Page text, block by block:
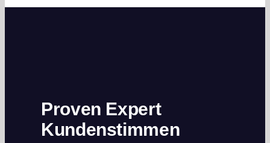
Proven Expert
Kundenstimmen